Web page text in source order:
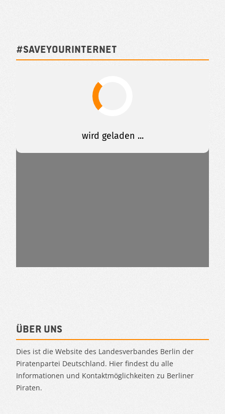
#SAVEYOURINTERNET
Über uns
Dies ist die Website des Landesverbandes Berlin der
Piratenpartei Deutschland. Hier findest du alle
Informationen und Kontaktmöglichkeiten zu Berliner
Piraten.